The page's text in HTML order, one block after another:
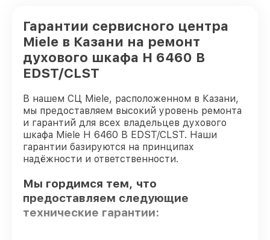
Гарантии сервисного центра
Miele в Казани на ремонт
духового шкафа H 6460 B
EDST/CLST
В нашем СЦ Miele, расположенном в Казани,
мы предоставляем высокий уровень ремонта
и гарантий для всех владельцев духового
шкафа Miele H 6460 B EDST/CLST. Наши
гарантии базируются на принципах
надёжности и ответственности.
Мы гордимся тем, что
предоставляем следующие
технические гарантии: